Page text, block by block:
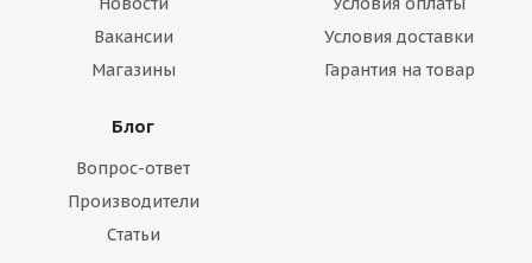
Вакансии
Магазины
Условия доставки
Гарантия на товар
Блог
Вопрос-ответ
Производители
Статьи